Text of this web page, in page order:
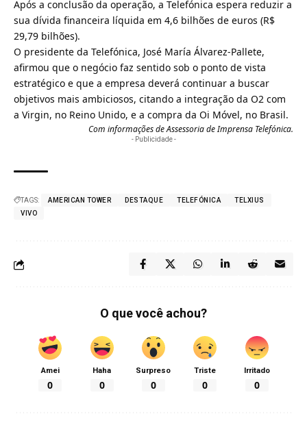
Após a conclusão da operação, a Telefónica espera reduzir a
sua dívida financeira líquida em 4,6 bilhões de euros (R$
29,79 bilhões).
O presidente da Telefónica, José María Álvarez-Pallete,
afirmou que o negócio faz sentido sob o ponto de vista
estratégico e que a empresa deverá continuar a buscar
objetivos mais ambiciosos, citando a integração da O2 com
a Virgin, no Reino Unido, e a compra da Oi Móvel, no Brasil.
Com informações de Assessoria de Imprensa Telefónica.
- Publicidade -
TAGS: AMERICAN TOWER DESTAQUE TELEFÓNICA
TELXIUS
VIVO
O que você achou?
Amei
0
Haha
0
Surpreso
0
Triste
0
Irritado
0